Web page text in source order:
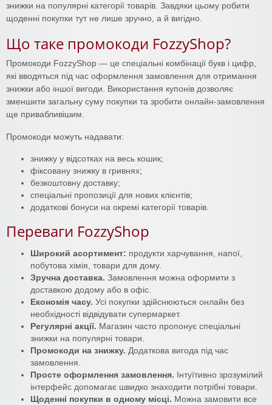
знижки на популярні категорії товарів. Завдяки цьому робити
щоденні покупки тут не лише зручно, а й вигідно.
Що таке промокоди FozzyShop?
Промокоди FozzyShop — це спеціальні комбінації букв і цифр,
які вводяться під час оформлення замовлення для отримання
знижки або іншої вигоди. Використання купонів дозволяє
зменшити загальну суму покупки та зробити онлайн-замовлення
ще привабливішим.
Промокоди можуть надавати:
знижку у відсотках на весь кошик;
фіксовану знижку в гривнях;
безкоштовну доставку;
спеціальні пропозиції для нових клієнтів;
додаткові бонуси на окремі категорії товарів.
Переваги FozzyShop
Широкий асортимент: продукти харчування, напої,
побутова хімія, товари для дому.
Зручна доставка. Замовлення можна оформити з
доставкою додому або в офіс.
Економія часу. Усі покупки здійснюються онлайн без
необхідності відвідувати супермаркет.
Регулярні акції. Магазин часто пропонує спеціальні
знижки на популярні товари.
Промокоди на знижку. Додаткова вигода під час
замовлення.
Просте оформлення замовлення. Інтуїтивно зрозумілий
інтерфейс допомагає швидко знаходити потрібні товари.
Щоденні покупки в одному місці. Можна замовити все